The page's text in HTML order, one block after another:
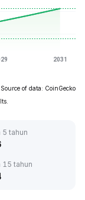
Source of data: CoinGecko
5 tahun
15 tahun